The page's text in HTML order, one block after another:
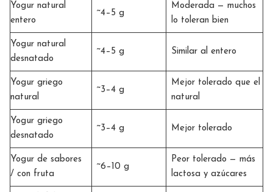
Yogur natural
entero
~4–5 g
Moderada — muchos
lo toleran bien
Yogur natural
desnatado
~4–5 g Similar al entero
Yogur griego
natural
~3–4 g
Mejor tolerado que el
natural
Yogur griego
desnatado
~3–4 g Mejor tolerado
Yogur de sabores
/ con fruta
~6–10 g
Peor tolerado — más
lactosa y azúcares